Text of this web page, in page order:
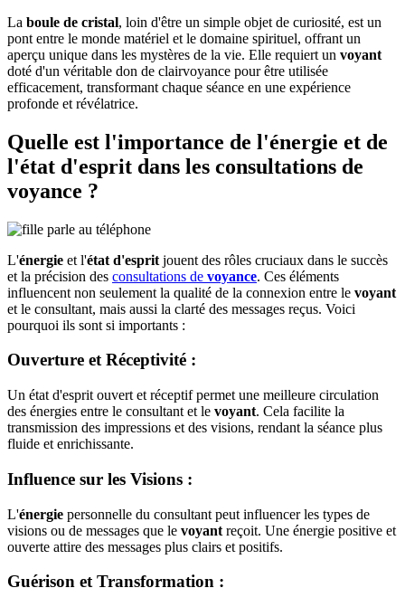
La boule de cristal, loin d'être un simple objet de curiosité, est un
pont entre le monde matériel et le domaine spirituel, offrant un
aperçu unique dans les mystères de la vie. Elle requiert un voyant
doté d'un véritable don de clairvoyance pour être utilisée
efficacement, transformant chaque séance en une expérience
profonde et révélatrice.
Quelle est l'importance de l'énergie et de
l'état d'esprit dans les consultations de
voyance ?
L'énergie et l'état d'esprit jouent des rôles cruciaux dans le succès
et la précision des consultations de voyance. Ces éléments
influencent non seulement la qualité de la connexion entre le voyant
et le consultant, mais aussi la clarté des messages reçus. Voici
pourquoi ils sont si importants :
Ouverture et Réceptivité :
Un état d'esprit ouvert et réceptif permet une meilleure circulation
des énergies entre le consultant et le voyant. Cela facilite la
transmission des impressions et des visions, rendant la séance plus
fluide et enrichissante.
Influence sur les Visions :
L'énergie personnelle du consultant peut influencer les types de
visions ou de messages que le voyant reçoit. Une énergie positive et
ouverte attire des messages plus clairs et positifs.
Guérison et Transformation :